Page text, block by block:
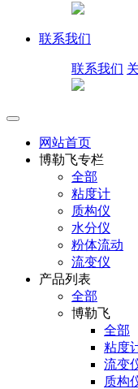
联系我们
联系我们
网站首页
博勒飞专栏
全部
粘度计
质构仪
水分仪
粉体流动
流变仪
产品列表
全部
博勒飞
全部
粘度
流变
质构